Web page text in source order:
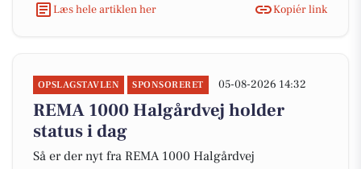
Læs hele artiklen her Kopiér link
OPSLAGSTAVLEN SPONSORERET 05-08-2026 14:32
REMA 1000 Halgårdvej holder
status i dag
Så er der nyt fra REMA 1000 Halgårdvej